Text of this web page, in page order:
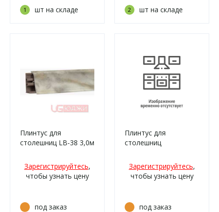
1 шт на складе 2 шт на складе
Плинтус для
столешниц LB-38 3,0м
империал (729г/210)
Зарегистрируйтесь,
чтобы узнать цену
под заказ
Плинтус для
столешниц
образный под 4мм,
3,0м А012 Чёрный
матовый
Зарегистрируйтесь,
чтобы узнать цену
под заказ